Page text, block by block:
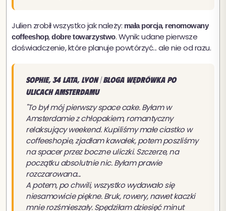
Julien zrobił wszystko jak należy: mała porcja, renomowany
coffeeshop,dobre towarzystwo. Wynik: udane pierwsze
doświadczenie, które planuje powtórzyć... ale nie od razu.
Sophie, 34 lata, Lyon | Błoga wędrówka po
ulicach Amsterdamu
"To był mój pierwszy space cake. Byłam w
Amsterdamie z chłopakiem, romantyczny
relaksujący weekend. Kupiliśmy małe ciastko w
coffeeshopie, zjadłam kawałek, potem poszliśmy
na spacer przez boczne uliczki. Szczerze, na
początku absolutnie nic. Byłam prawie
rozczarowana...
A potem, po chwili, wszystko wydawało się
niesamowicie piękne. Bruk, rowery, nawet kaczki
mnie rozśmieszały. Spędziłam dziesięć minut